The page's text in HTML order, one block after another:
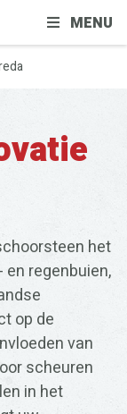
MENU
het
regenbuien,
op de
van
scheuren
in het